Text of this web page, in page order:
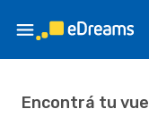
Encontrá tu